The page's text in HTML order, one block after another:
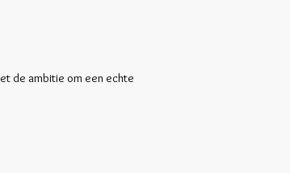
de ambitie om een echte